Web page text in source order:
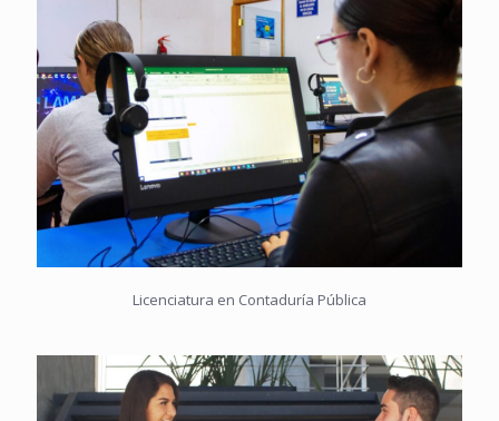
Licenciatura en Contaduría Pública